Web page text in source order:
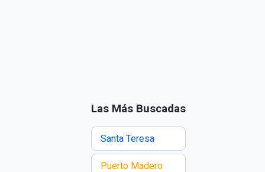
Las Más Buscadas
Santa Teresa
Puerto Madero